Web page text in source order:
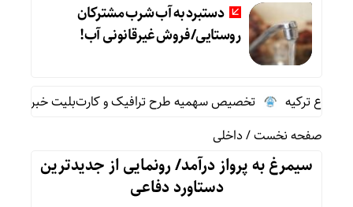
دستبرد به آب شرب مشترکان
روستایی/فروش غیرقانونی آب!
ترکیه
تخصیص سهمیه طرح ترافیک و کارت‌بلیت خبرنگاران/
صفحه نخست/داخلی
سیمرغ به پرواز درآمد/ رونمایی از جدیدترین
دستاورد دفاعی‌‌